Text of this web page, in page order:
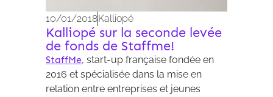
10/01/2018Kalliopé
Kalliopé sur la seconde levée
de fonds de Staffme!
StaffMe, start-up française fondée en
2016 et spécialisée dans la mise en
relation entre entreprises et jeunes